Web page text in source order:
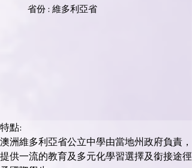
省份 : 維多利亞省
特點:
澳洲維多利亞省公立中學由當地州政府負責，
提供一流的教育及多元化學習選擇及銜接途徑